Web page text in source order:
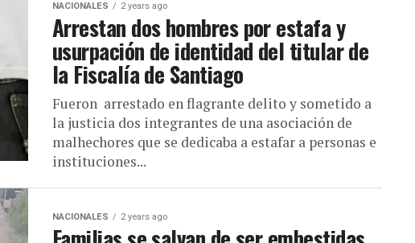
NACIONALES 2 years ago
Arrestan dos hombres por estafa y
usurpación de identidad del titular de
la Fiscalía de Santiago
Fueron arrestado en flagrante delito y sometido a
la justicia dos integrantes de una asociación de
malhechores que se dedicaba a estafar a personas e
instituciones...
NACIONALES 2 years ago